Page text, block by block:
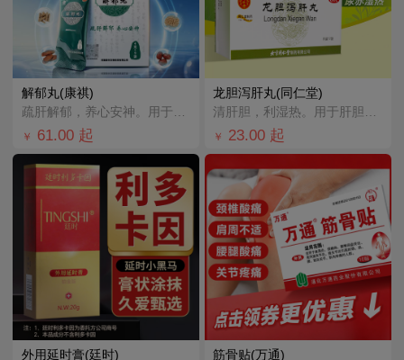
解郁丸(康祺)
疏肝解郁，养心安神。用于肝郁气滞，心神不安所致胸肋胀满，郁闷不舒，心烦心悸，易怒，失眠多梦。
￥ 61.00 起
龙胆泻肝丸(同仁堂)
清肝胆，利湿热。用于肝胆湿热所致的头晕目赤，耳鸣耳聋，耳肿疼痛，胁痛口苦，尿赤涩痛，湿热带下。
￥ 23.00 起
外用延时膏(廷时) 筋骨贴(万通)